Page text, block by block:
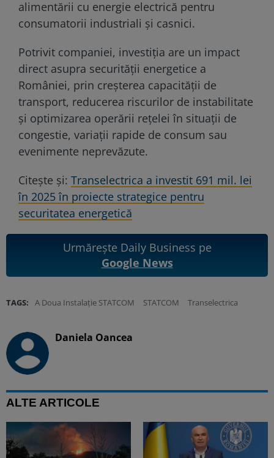
alimentării cu energie electrică pentru
consumatorii industriali și casnici.
Potrivit companiei, investiția are un impact
direct asupra securității energetice a
României, prin creșterea capacității de
transport, reducerea riscurilor de instabilitate
și optimizarea operării rețelei în situații de
congestie, variații rapide de consum sau
evenimente neprevăzute.
Citește și: Transelectrica a investit 691 mil. lei
în 2025 în proiecte strategice pentru
securitatea energetică
Urmărește Daily Business pe
Google News
TAGS: A Doua Instalație STATCOM STATCOM Transelectrica
Daniela Oancea
ALTE ARTICOLE